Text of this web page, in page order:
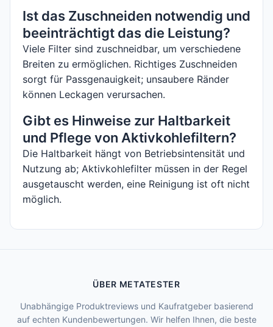
Ist das Zuschneiden notwendig und
beeinträchtigt das die Leistung?
Viele Filter sind zuschneidbar, um verschiedene
Breiten zu ermöglichen. Richtiges Zuschneiden
sorgt für Passgenauigkeit; unsaubere Ränder
können Leckagen verursachen.
Gibt es Hinweise zur Haltbarkeit
und Pflege von Aktivkohlefiltern?
Die Haltbarkeit hängt von Betriebsintensität und
Nutzung ab; Aktivkohlefilter müssen in der Regel
ausgetauscht werden, eine Reinigung ist oft nicht
möglich.
ÜBER METATESTER
Unabhängige Produktreviews und Kaufratgeber basierend
auf echten Kundenbewertungen. Wir helfen Ihnen, die beste